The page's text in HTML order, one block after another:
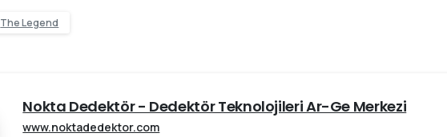
The Legend
Nokta Dedektör - Dedektör Teknolojileri Ar-Ge Merkezi
www.noktadedektor.com